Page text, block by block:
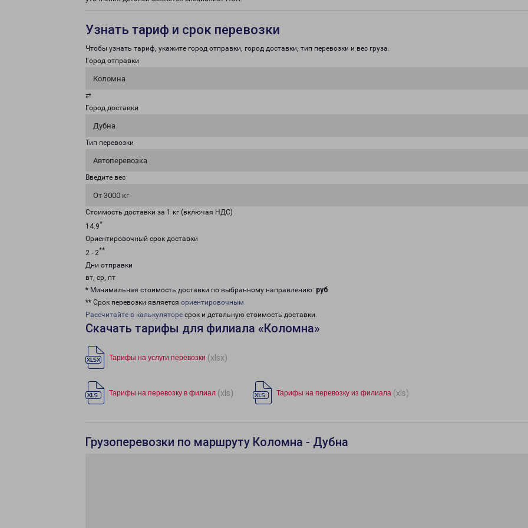
Узнать тариф и срок перевозки
Чтобы узнать тариф, укажите город отправки, город доставки, тип перевозки и вес груза.
Город отправки
Коломна
⇄
Город доставки
Дубна
Тип перевозки
Автоперевозка
Введите вес
От 3000 кг
Стоимость доставки за 1 кг (включая НДС)
14.9*
Ориентировочный срок доставки
2 - 2**
Дни отправки
вт, ср, пт
* Минимальная стоимость доставки по выбранному направлению: руб.
** Срок перевозки является ориентировочным
Рассчитайте в калькуляторе срок и детальную стоимость доставки.
Скачать тарифы для филиала «Коломна»
Тарифы на услуги перевозки (xlsx)
Тарифы на перевозку в филиал (xls) Тарифы на перевозку из филиала (xls)
Грузоперевозки по маршруту Коломна - Дубна